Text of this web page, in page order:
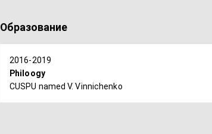
Образование
2016-2019
Philoogy
CUSPU named V. Vinnichenko